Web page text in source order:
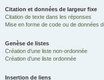
Citation et données de largeur fixe
Citation de texte dans les réponses
Mise en forme de code ou de données
Genèse de listes
Création d’une liste non-ordonnée
Création d’une liste ordonnée
Insertion de liens